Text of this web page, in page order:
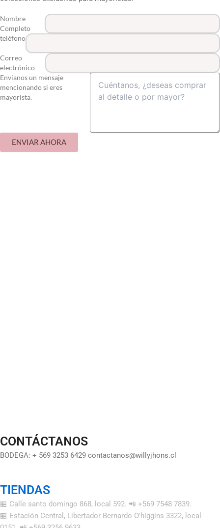
Nombre
Completo
teléfono
Correo
electrónico
Envianos un mensaje
mencionando si eres
mayorista.
ENVIAR AHORA
CONTÁCTANOS
BODEGA: + 569 3253 6429 contactanos@willyjhons.cl
TIENDAS
🏪 Calle santo domingo 868, local 592. 📲 +569 7548 7839.
🏪 Estación Central, Libertador Bernardo O'higgins 3322, local